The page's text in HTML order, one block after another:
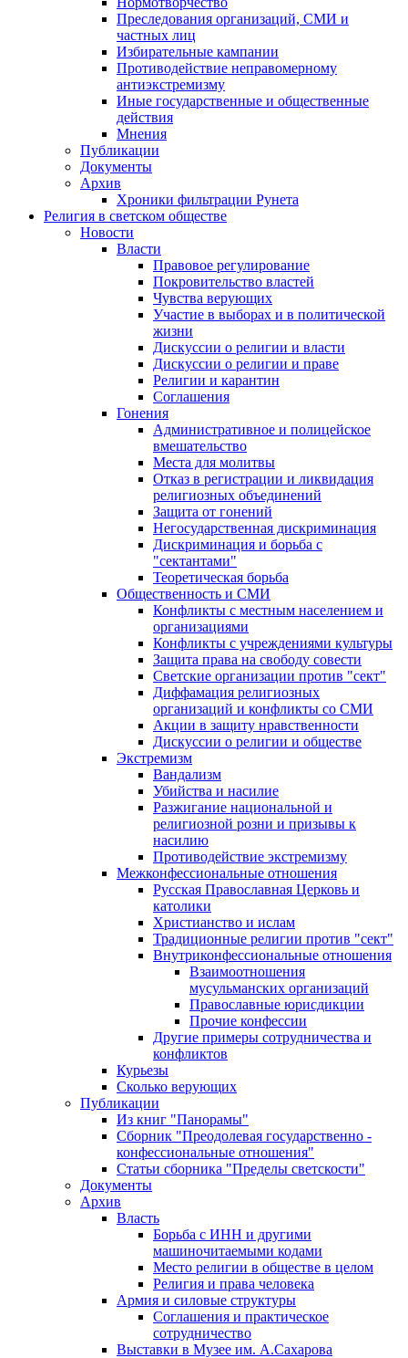
Преследования организаций, СМИ и
частных лиц
Избирательные кампании
Противодействие неправомерному
антиэкстремизму
Иные государственные и общественные
действия
Мнения
Публикации
Документы
Архив
Хроники фильтрации Рунета
Религия в светском обществе
Новости
Власти
Правовое регулирование
Покровительство властей
Чувства верующих
Участие в выборах и в политической
жизни
Дискуссии о религии и власти
Дискуссии о религии и праве
Религии и карантин
Соглашения
Гонения
Административное и полицейское
вмешательство
Места для молитвы
Отказ в регистрации и ликвидация
религиозных объединений
Защита от гонений
Негосударственная дискриминация
Дискриминация и борьба с
"сектантами"
Теоретическая борьба
Общественность и СМИ
Конфликты с местным населением и
организациями
Конфликты с учреждениями культуры
Защита права на свободу совести
Светские организации против "сект"
Диффамация религиозных
организаций и конфликты со СМИ
Акции в защиту нравственности
Дискуссии о религии и обществе
Экстремизм
Вандализм
Убийства и насилие
Разжигание национальной и
религиозной розни и призывы к
насилию
Противодействие экстремизму
Межконфессиональные отношения
Русская Православная Церковь и
католики
Христианство и ислам
Традиционные религии против "сект"
Внутриконфессиональные отношения
Взаимоотношения
мусульманских организаций
Православные юрисдикции
Прочие конфессии
Другие примеры сотрудничества и
конфликтов
Курьезы
Сколько верующих
Публикации
Из книг "Панорамы"
Сборник "Преодолевая государственно -
конфессиональные отношения"
Статьи сборника "Пределы светскости"
Документы
Архив
Власть
Борьба с ИНН и другими
машиночитаемыми кодами
Место религии в обществе в целом
Религия и права человека
Армия и силовые структуры
Соглашения и практическое
сотрудничество
Выставки в Музее им. А.Сахарова